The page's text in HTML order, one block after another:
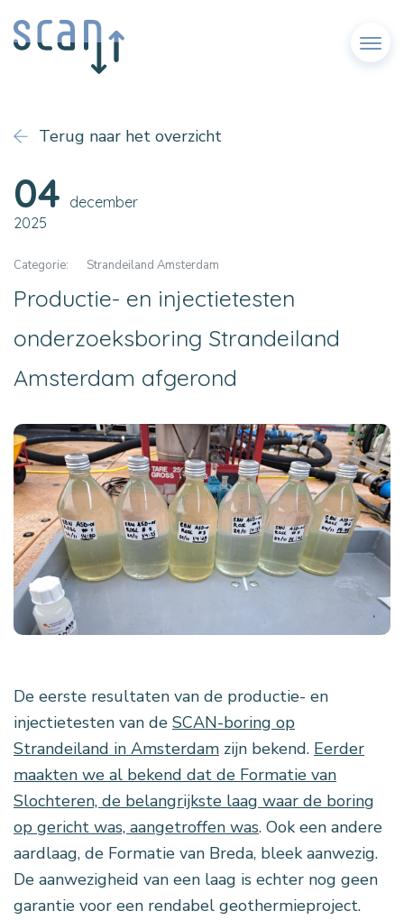
Menu
Terug naar het overzicht
04 december
2025
Categorie: Strandeiland Amsterdam
Productie- en injectietesten
onderzoeksboring Strandeiland
Amsterdam afgerond
De eerste resultaten van de productie- en
injectietesten van de SCAN-boring op
Strandeiland in Amsterdam zijn bekend. Eerder
maakten we al bekend dat de Formatie van
Slochteren, de belangrijkste laag waar de boring
op gericht was, aangetroffen was. Ook een andere
aardlaag, de Formatie van Breda, bleek aanwezig.
De aanwezigheid van een laag is echter nog geen
garantie voor een rendabel geothermieproject.